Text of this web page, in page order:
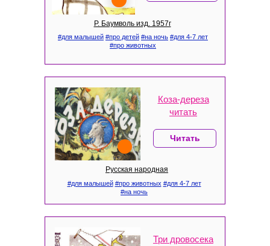
Р. Баумволь изд. 1957г
#для малышей #про детей #на ночь #для 4-7 лет
#про животных
Три дровосека
Коза-дереза
читать
Русская народная
Читать
#для малышей #про животных #для 4-7 лет
#на ночь